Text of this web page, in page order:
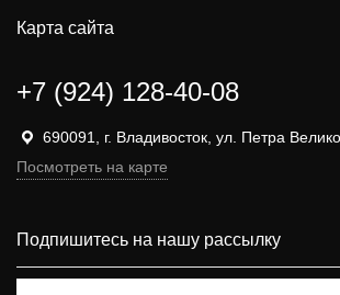
Карта сайта
+7 (924) 128-40-08
690091, г. Владивосток, ул. Петра
Посмотреть на карте